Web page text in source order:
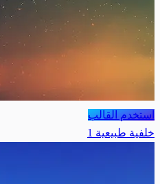
استخدم القالب
خلفية طبيعية 1